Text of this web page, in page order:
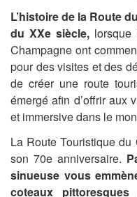
L’histoire de la Route
du XXe siècle,
Champagne ont
pour des visites et des
de créer une route
émergé afin d’offrir aux
et immersive dans le
La Route Touristique
son 70e anniversaire.
sinueuse vous
coteaux